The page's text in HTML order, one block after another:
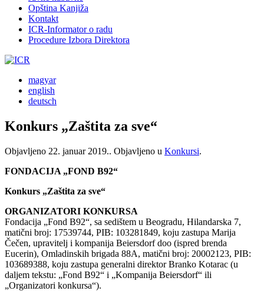
Opština Kanjiža
Kontakt
ICR-Informator o radu
Procedure Izbora Direktora
magyar
english
deutsch
Konkurs „Zaštita za sve“
Objavljeno 22. januar 2019.. Objavljeno u Konkursi.
FONDACIJA „FOND B92“
Konkurs „Zaštita za sve“
ORGANIZATORI KONKURSA
Fondacija „Fond B92“, sa sedištem u Beogradu, Hilandarska 7,
matični broj: 17539744, PIB: 103281849, koju zastupa Marija
Čečen, upravitelj i kompanija Beiersdorf doo (ispred brenda
Eucerin), Omladinskih brigada 88A, matični broj: 20002123, PIB:
103689388, koju zastupa generalni direktor Branko Kotarac (u
daljem tekstu: „Fond B92“ i „Kompanija Beiersdorf“ ili
„Organizatori konkursa“).